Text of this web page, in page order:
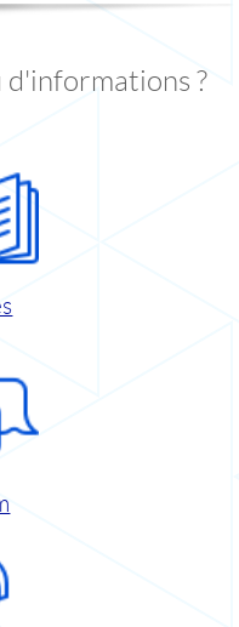
d'informations ?